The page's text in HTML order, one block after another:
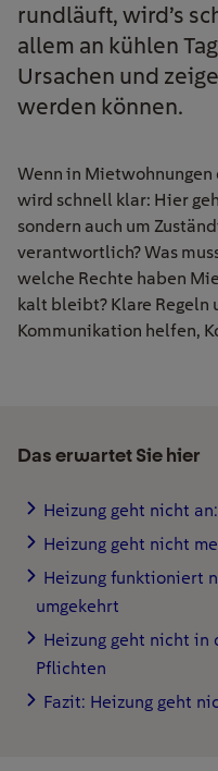
rundläuft, wird’s
allem an kühlen
Ursachen und
werden können.
Wenn in
wird schnell klar: Hier
sondern auch um
verantwortlich? Was
welche Rechte haben
kalt bleibt? Klare Regeln
Kommunikation helfen,
Das erwartet Sie hier
Heizung geht nicht
Heizung geht nicht
Heizung funktioniert
umgekehrt
Heizung geht nicht in
Pflichten
Fazit: Heizung geht